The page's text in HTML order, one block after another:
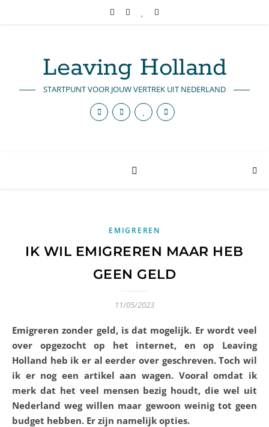
Leaving Holland
STARTPUNT VOOR JOUW VERTREK UIT NEDERLAND
EMIGREREN
IK WIL EMIGREREN MAAR HEB
GEEN GELD
11/05/2023
Emigreren zonder geld, is dat mogelijk. Er wordt veel
over opgezocht op het internet, en op Leaving
Holland heb ik er al eerder over geschreven. Toch wil
ik er nog een artikel aan wagen. Vooral omdat ik
merk dat het veel mensen bezig houdt, die wel uit
Nederland weg willen maar gewoon weinig tot geen
budget hebben. Er zijn namelijk opties.